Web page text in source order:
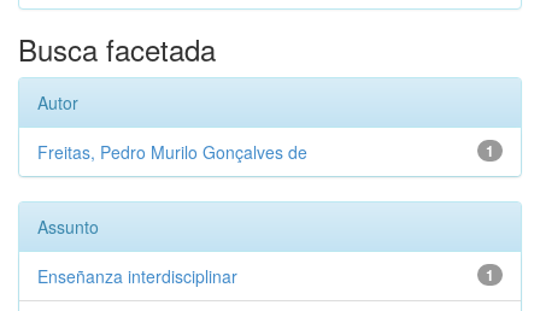
Busca facetada
Autor
1
Freitas, Pedro Murilo Gonçalves de
Assunto
1
Enseñanza interdisciplinar